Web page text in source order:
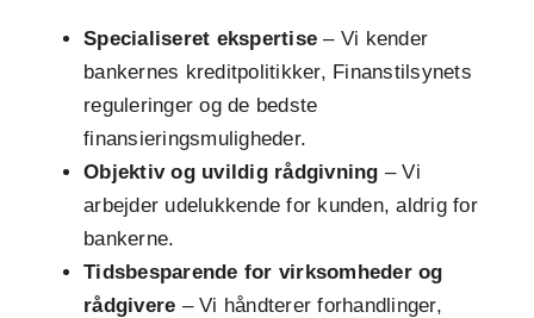
Specialiseret ekspertise – Vi kender
bankernes kreditpolitikker, Finanstilsynets
reguleringer og de bedste
finansieringsmuligheder.
Objektiv og uvildig rådgivning – Vi
arbejder udelukkende for kunden, aldrig for
bankerne.
Tidsbesparende for virksomheder og
rådgivere – Vi håndterer forhandlinger,